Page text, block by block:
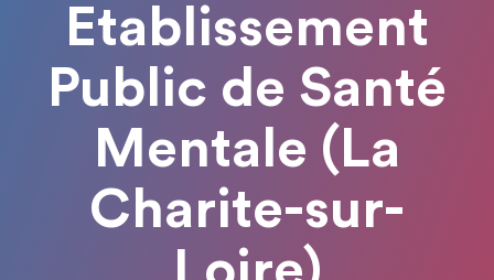
Etablissement
Public de Santé
Mentale (La
Charite-sur-